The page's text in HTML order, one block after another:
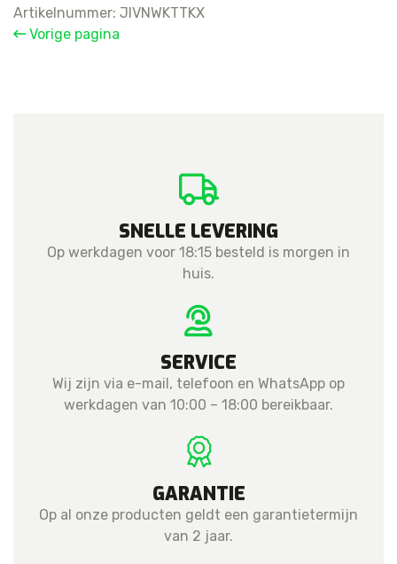
Front-
facing
Artikelnummer: JIVNWKTTKX
Vorige pagina
SNELLE LEVERING
Op werkdagen voor 18:15 besteld is morgen in
huis.
SERVICE
Wij zijn via e-mail, telefoon en WhatsApp op
werkdagen van 10:00 – 18:00 bereikbaar.
GARANTIE
Op al onze producten geldt een garantietermijn
van 2 jaar.